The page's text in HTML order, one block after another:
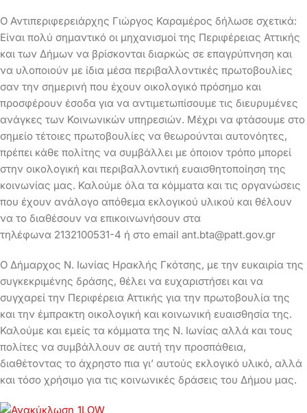
Ο Αντιπεριφερειάρχης Γιώργος Καραμέρος δήλωσε σχετικά:
Είναι πολύ σημαντικό οι μηχανισμοί της Περιφέρειας Αττικής
και των Δήμων να βρίσκονται διαρκώς σε επαγρύπνηση και
να υλοποιούν με ίδια μέσα περιβαλλοντικές πρωτοβουλίες
σαν την σημερινή που έχουν οικολογικό πρόσημο και
προσφέρουν έσοδα για να αντιμετωπίσουμε τις διευρυμένες
ανάγκες των Κοινωνικών υπηρεσιών. Μέχρι να φτάσουμε στο
σημείο τέτοιες πρωτοβουλίες να θεωρούνται αυτονόητες,
πρέπει κάθε πολίτης να συμβάλλει με όποιον τρόπο μπορεί
στην οικολογική και περιβαλλοντική ευαισθητοποίηση της
κοινωνίας μας. Καλούμε όλα τα κόμματα και τις οργανώσεις
που έχουν ανάλογο απόθεμα εκλογικού υλικού και θέλουν
να το διαθέσουν να επικοινωνήσουν στα
τηλέφωνα 2132100531-4 ή στο email ant.bta@patt.gov.gr
Ο Δήμαρχος Ν. Ιωνίας Ηρακλής Γκότσης, με την ευκαιρία της
συγκεκριμένης δράσης, θέλει να ευχαριστήσει και να
συγχαρεί την Περιφέρεια Αττικής για την πρωτοβουλία της
και την έμπρακτη οικολογική και κοινωνική ευαισθησία της.
Καλούμε και εμείς τα κόμματα της Ν. Ιωνίας αλλά και τους
πολίτες να συμβάλλουν σε αυτή την προσπάθεια,
διαθέτοντας το άχρηστο πια γι’ αυτούς εκλογικό υλικό, αλλά
και τόσο χρήσιμο για τις κοινωνικές δράσεις του Δήμου μας.